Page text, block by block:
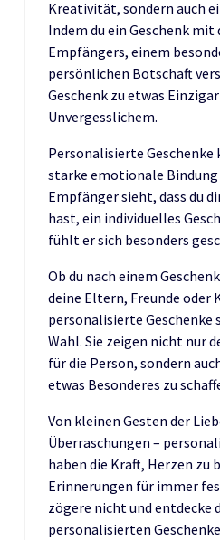
Kreativität, sondern auch
Indem du ein Geschenk mit
Empfängers, einem
persönlichen Botschaft
Geschenk zu etwas
Unvergesslichem.
Personalisierte Geschenke
starke emotionale Bindung
Empfänger sieht, dass du
hast, ein individuelles
fühlt er sich besonders
Ob du nach einem
deine Eltern, Freunde oder
personalisierte Geschenke
Wahl. Sie zeigen nicht nur
für die Person, sondern
etwas Besonderes zu
Von kleinen Gesten der
Überraschungen –
haben die Kraft, Herzen zu
Erinnerungen für immer
zögere nicht und entdecke
personalisierten